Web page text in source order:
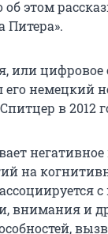
об этом
Питера».
или цифровое
его немецкий
в 2012
негативное
на
внимания и